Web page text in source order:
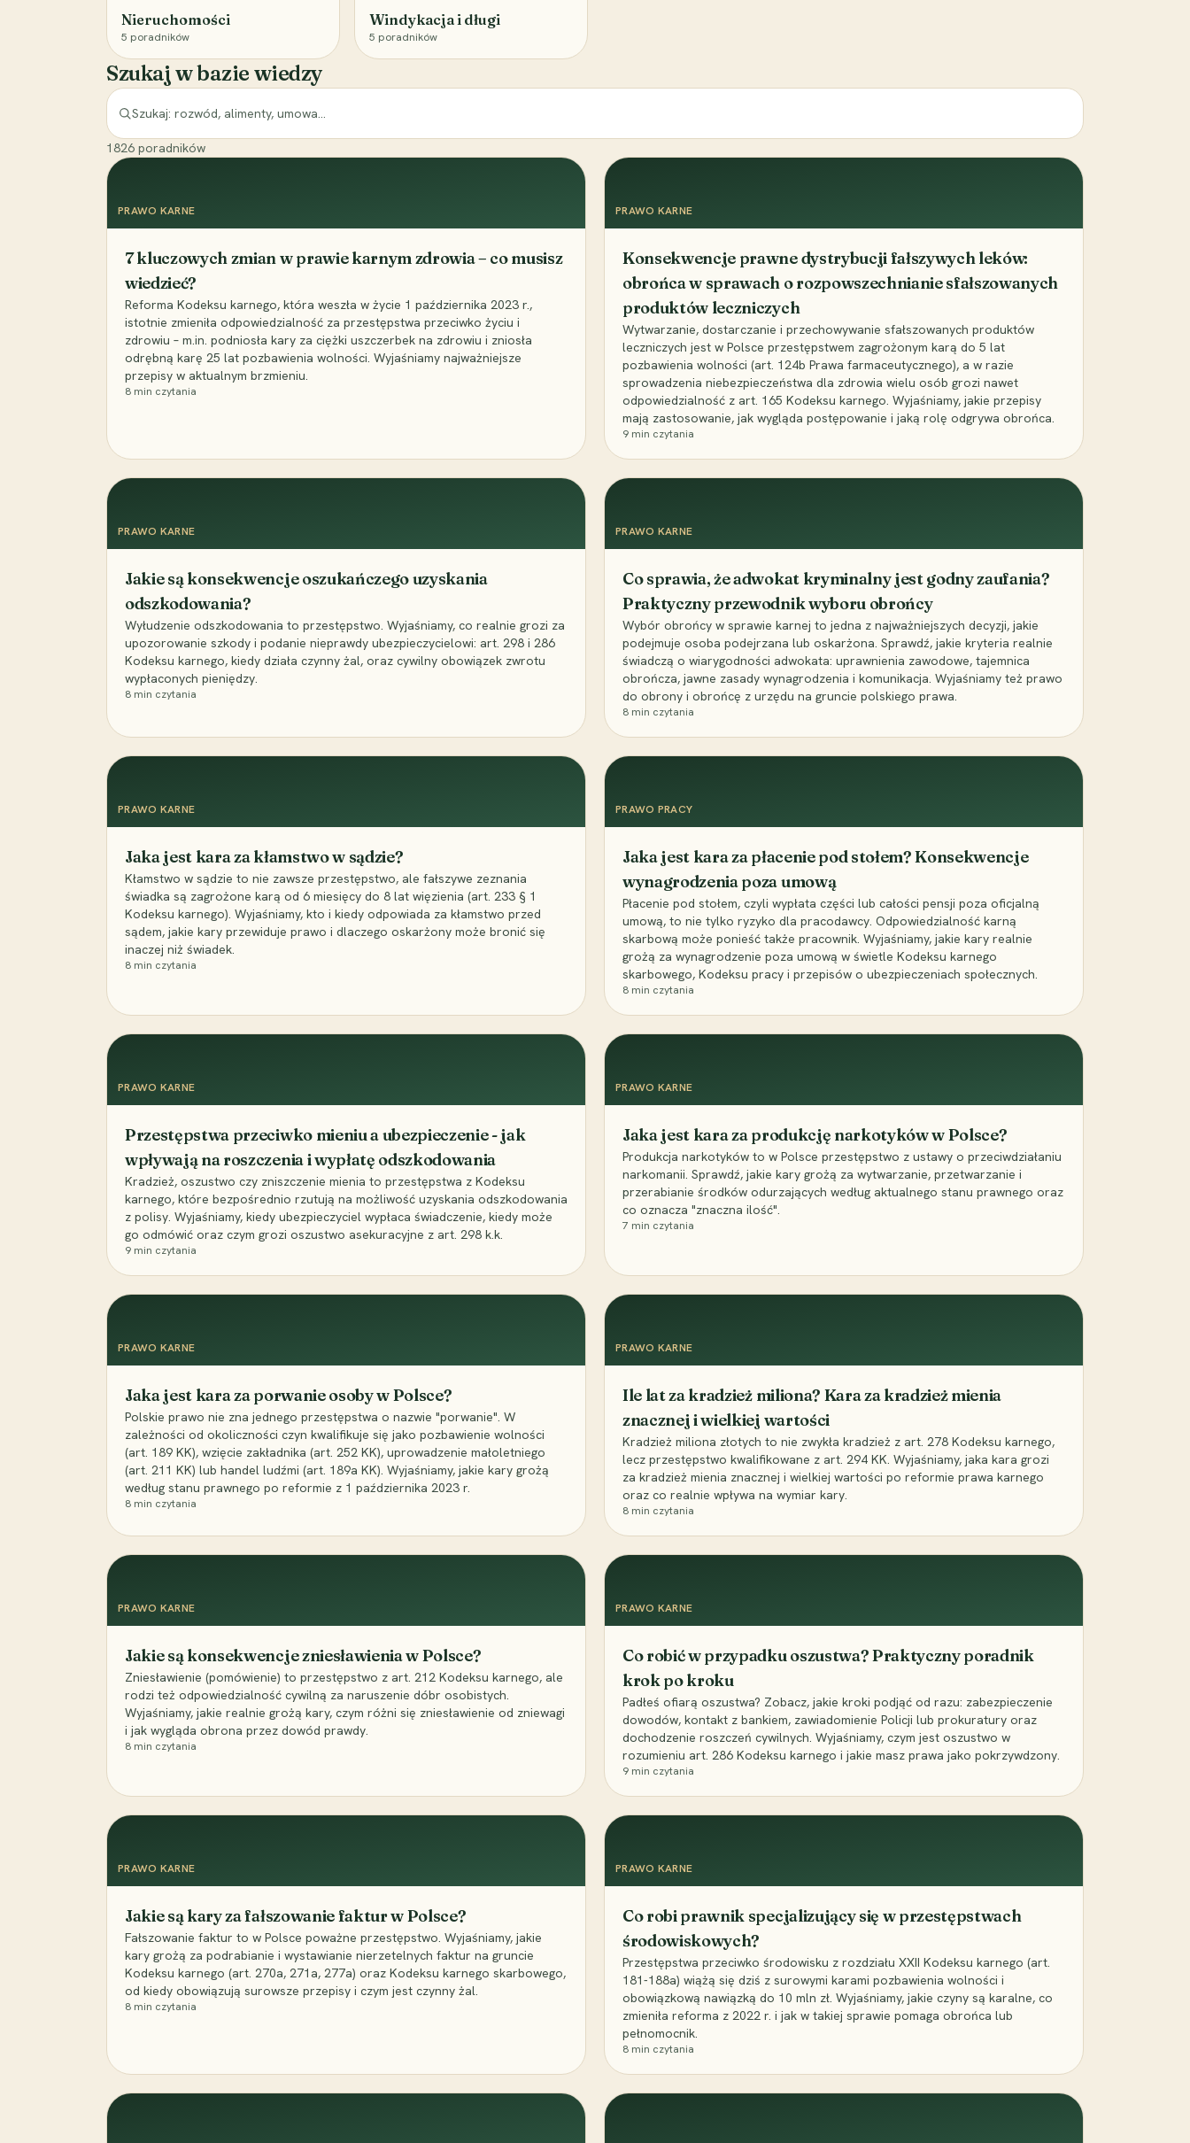
Nieruchomości
5 poradników
Windykacja i długi
5 poradników
Szukaj w bazie wiedzy
1826 poradników
PRAWO KARNE
7 kluczowych zmian w prawie karnym zdrowia – co musisz
wiedzieć?
Reforma Kodeksu karnego, która weszła w życie 1 października 2023 r.,
istotnie zmieniła odpowiedzialność za przestępstwa przeciwko życiu i
zdrowiu – m.in. podniosła kary za ciężki uszczerbek na zdrowiu i zniosła
odrębną karę 25 lat pozbawienia wolności. Wyjaśniamy najważniejsze
przepisy w aktualnym brzmieniu.
8 min czytania
PRAWO KARNE
Konsekwencje prawne dystrybucji fałszywych leków:
obrońca w sprawach o rozpowszechnianie sfałszowanych
produktów leczniczych
Wytwarzanie, dostarczanie i przechowywanie sfałszowanych produktów
leczniczych jest w Polsce przestępstwem zagrożonym karą do 5 lat
pozbawienia wolności (art. 124b Prawa farmaceutycznego), a w razie
sprowadzenia niebezpieczeństwa dla zdrowia wielu osób grozi nawet
odpowiedzialność z art. 165 Kodeksu karnego. Wyjaśniamy, jakie przepisy
mają zastosowanie, jak wygląda postępowanie i jaką rolę odgrywa obrońca.
9 min czytania
PRAWO KARNE
Jakie są konsekwencje oszukańczego uzyskania
odszkodowania?
Wyłudzenie odszkodowania to przestępstwo. Wyjaśniamy, co realnie grozi za
upozorowanie szkody i podanie nieprawdy ubezpieczycielowi: art. 298 i 286
Kodeksu karnego, kiedy działa czynny żal, oraz cywilny obowiązek zwrotu
wypłaconych pieniędzy.
8 min czytania
PRAWO KARNE
Co sprawia, że adwokat kryminalny jest godny zaufania?
Praktyczny przewodnik wyboru obrońcy
Wybór obrońcy w sprawie karnej to jedna z najważniejszych decyzji, jakie
podejmuje osoba podejrzana lub oskarżona. Sprawdź, jakie kryteria realnie
świadczą o wiarygodności adwokata: uprawnienia zawodowe, tajemnica
obrończa, jawne zasady wynagrodzenia i komunikacja. Wyjaśniamy też prawo
do obrony i obrońcę z urzędu na gruncie polskiego prawa.
8 min czytania
PRAWO KARNE
Jaka jest kara za kłamstwo w sądzie?
Kłamstwo w sądzie to nie zawsze przestępstwo, ale fałszywe zeznania
świadka są zagrożone karą od 6 miesięcy do 8 lat więzienia (art. 233 § 1
Kodeksu karnego). Wyjaśniamy, kto i kiedy odpowiada za kłamstwo przed
sądem, jakie kary przewiduje prawo i dlaczego oskarżony może bronić się
inaczej niż świadek.
8 min czytania
PRAWO PRACY
Jaka jest kara za płacenie pod stołem? Konsekwencje
wynagrodzenia poza umową
Płacenie pod stołem, czyli wypłata części lub całości pensji poza oficjalną
umową, to nie tylko ryzyko dla pracodawcy. Odpowiedzialność karną
skarbową może ponieść także pracownik. Wyjaśniamy, jakie kary realnie
grożą za wynagrodzenie poza umową w świetle Kodeksu karnego
skarbowego, Kodeksu pracy i przepisów o ubezpieczeniach społecznych.
8 min czytania
PRAWO KARNE
Przestępstwa przeciwko mieniu a ubezpieczenie - jak
wpływają na roszczenia i wypłatę odszkodowania
Kradzież, oszustwo czy zniszczenie mienia to przestępstwa z Kodeksu
karnego, które bezpośrednio rzutują na możliwość uzyskania odszkodowania
z polisy. Wyjaśniamy, kiedy ubezpieczyciel wypłaca świadczenie, kiedy może
go odmówić oraz czym grozi oszustwo asekuracyjne z art. 298 k.k.
9 min czytania
PRAWO KARNE
Jaka jest kara za produkcję narkotyków w Polsce?
Produkcja narkotyków to w Polsce przestępstwo z ustawy o przeciwdziałaniu
narkomanii. Sprawdź, jakie kary grożą za wytwarzanie, przetwarzanie i
przerabianie środków odurzających według aktualnego stanu prawnego oraz
co oznacza "znaczna ilość".
7 min czytania
PRAWO KARNE
Jaka jest kara za porwanie osoby w Polsce?
Polskie prawo nie zna jednego przestępstwa o nazwie "porwanie". W
zależności od okoliczności czyn kwalifikuje się jako pozbawienie wolności
(art. 189 KK), wzięcie zakładnika (art. 252 KK), uprowadzenie małoletniego
(art. 211 KK) lub handel ludźmi (art. 189a KK). Wyjaśniamy, jakie kary grożą
według stanu prawnego po reformie z 1 października 2023 r.
8 min czytania
PRAWO KARNE
Ile lat za kradzież miliona? Kara za kradzież mienia
znacznej i wielkiej wartości
Kradzież miliona złotych to nie zwykła kradzież z art. 278 Kodeksu karnego,
lecz przestępstwo kwalifikowane z art. 294 KK. Wyjaśniamy, jaka kara grozi
za kradzież mienia znacznej i wielkiej wartości po reformie prawa karnego
oraz co realnie wpływa na wymiar kary.
8 min czytania
PRAWO KARNE
Jakie są konsekwencje zniesławienia w Polsce?
Zniesławienie (pomówienie) to przestępstwo z art. 212 Kodeksu karnego, ale
rodzi też odpowiedzialność cywilną za naruszenie dóbr osobistych.
Wyjaśniamy, jakie realnie grożą kary, czym różni się zniesławienie od zniewagi
i jak wygląda obrona przez dowód prawdy.
8 min czytania
PRAWO KARNE
Co robić w przypadku oszustwa? Praktyczny poradnik
krok po kroku
Padłeś ofiarą oszustwa? Zobacz, jakie kroki podjąć od razu: zabezpieczenie
dowodów, kontakt z bankiem, zawiadomienie Policji lub prokuratury oraz
dochodzenie roszczeń cywilnych. Wyjaśniamy, czym jest oszustwo w
rozumieniu art. 286 Kodeksu karnego i jakie masz prawa jako pokrzywdzony.
9 min czytania
PRAWO KARNE
Jakie są kary za fałszowanie faktur w Polsce?
Fałszowanie faktur to w Polsce poważne przestępstwo. Wyjaśniamy, jakie
kary grożą za podrabianie i wystawianie nierzetelnych faktur na gruncie
Kodeksu karnego (art. 270a, 271a, 277a) oraz Kodeksu karnego skarbowego,
od kiedy obowiązują surowsze przepisy i czym jest czynny żal.
8 min czytania
PRAWO KARNE
Co robi prawnik specjalizujący się w przestępstwach
środowiskowych?
Przestępstwa przeciwko środowisku z rozdziału XXII Kodeksu karnego (art.
181-188a) wiążą się dziś z surowymi karami pozbawienia wolności i
obowiązkową nawiązką do 10 mln zł. Wyjaśniamy, jakie czyny są karalne, co
zmieniła reforma z 2022 r. i jak w takiej sprawie pomaga obrońca lub
pełnomocnik.
8 min czytania